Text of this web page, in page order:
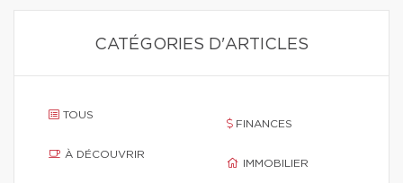
CATÉGORIES D'ARTICLES
TOUS
À DÉCOUVRIR
FINANCES
IMMOBILIER